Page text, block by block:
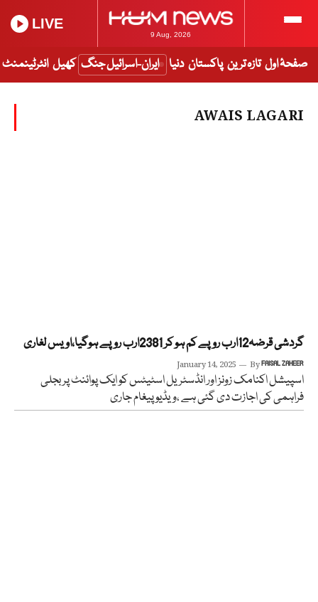
9 Aug, 2026
LIVE
صفحۂ اول تازہ ترین پاکستان دنیا ایران-اسرائیل جنگ کھیل انٹرٹینمنٹ
AWAIS LAGARI
گردشی قرضہ12ارب روپے کم ہو کر 2381ارب روپے ہوگیا،اویس لغاری
January 14, 2025 ByFAISAL ZAHEER
اسپیشل اکنامک زونز اور انڈسٹریل اسٹیٹس کو ایک پوائنٹ پر بجلی
فراہمی کی اجازت دی گئی ہے ،ویڈیو پیغام جاری